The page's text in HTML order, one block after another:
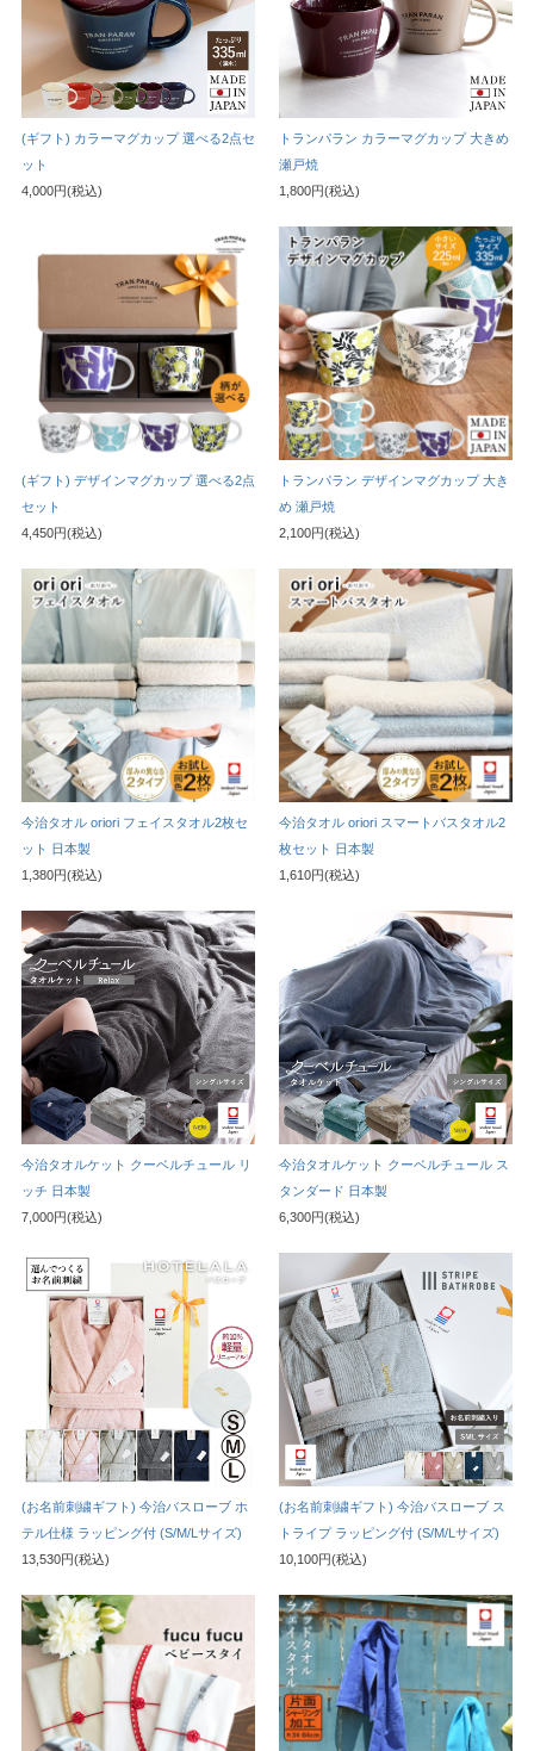
(ギフト) カラーマグカップ 選べる2点セ
ット
4,000円(税込)
トランパラン カラーマグカップ 大きめ
瀬戸焼
1,800円(税込)
(ギフト) デザインマグカップ 選べる2点
セット
4,450円(税込)
トランパラン デザインマグカップ 大き
め 瀬戸焼
2,100円(税込)
今治タオル oriori フェイスタオル2枚セ
ット 日本製
1,380円(税込)
今治タオル oriori スマートバスタオル2
枚セット 日本製
1,610円(税込)
今治タオルケット クーベルチュール リ
ッチ 日本製
7,000円(税込)
今治タオルケット クーベルチュール ス
タンダード 日本製
6,300円(税込)
(お名前刺繍ギフト) 今治バスローブ ホ
テル仕様 ラッピング付 (S/M/Lサイズ)
13,530円(税込)
(お名前刺繍ギフト) 今治バスローブ ス
トライプ ラッピング付 (S/M/Lサイズ)
10,100円(税込)